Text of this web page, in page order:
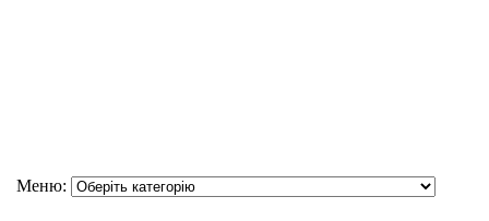
Меню: